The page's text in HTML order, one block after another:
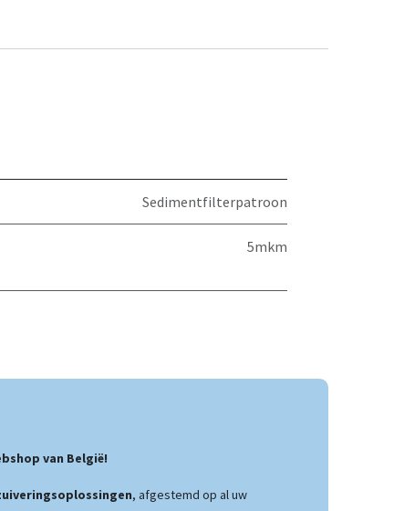
Sedimentfilterpatroon
5mkm
van België!
, afgestemd op al uw